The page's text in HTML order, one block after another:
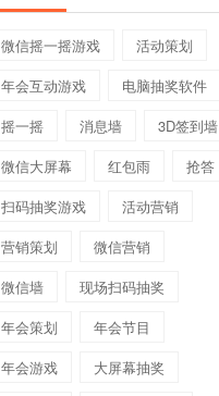
微信摇一摇游戏
活动策划
年会互动游戏
电脑抽奖软件
摇一摇
消息墙
3D签到墙
微信大屏幕
红包雨
抢答
扫码抽奖游戏
活动营销
营销策划
微信营销
微信墙
现场扫码抽奖
年会策划
年会节目
年会游戏
大屏幕抽奖